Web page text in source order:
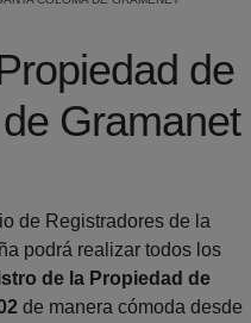
de
Gramanet
de Registradores de la
podrá realizar todos los
de la Propiedad de
de manera cómoda desde